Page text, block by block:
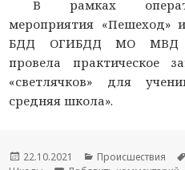
В рамках
мероприятия «Пешеход»
БДД ОГИБДД МО МВД
провела практическое
«светлячков» для
средняя школа».
Опубликовано
22.10.2021 Рубрики
Происшествия